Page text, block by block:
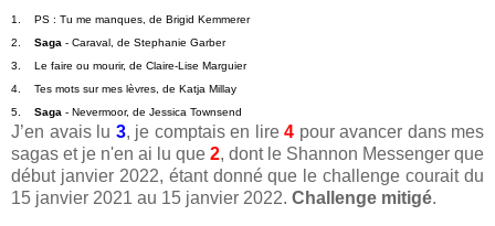
1.    PS : Tu me manques, de Brigid Kemmerer
2. Saga - Caraval, de Stephanie Garber
3.    Le faire ou mourir, de Claire-Lise Marguier
4.    Tes mots sur mes lèvres, de Katja Millay
5. Saga - Nevermoor, de Jessica Townsend
J’en avais lu 3, je comptais en lire 4 pour avancer dans mes
sagas et je n'en ai lu que 2, dont le Shannon Messenger que
début janvier 2022, étant donné que le challenge courait du
15 janvier 2021 au 15 janvier 2022. Challenge mitigé.